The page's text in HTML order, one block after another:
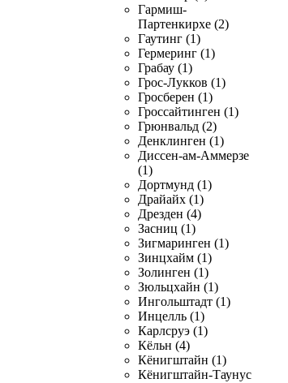
Гармиш-
Партенкирхе (2)
Гаутинг (1)
Гермеринг (1)
Грабау (1)
Грос-Лукков (1)
Гросберен (1)
Гроссайтинген (1)
Грюнвальд (2)
Денклинген (1)
Диссен-ам-Аммерзе
(1)
Дортмунд (1)
Драйайх (1)
Дрезден (4)
Засниц (1)
Зигмаринген (1)
Зинцхайм (1)
Золинген (1)
Зюльцхайн (1)
Ингольштадт (1)
Инцелль (1)
Карлсруэ (1)
Кёльн (4)
Кёнигштайн (1)
Кёнигштайн-Таунус